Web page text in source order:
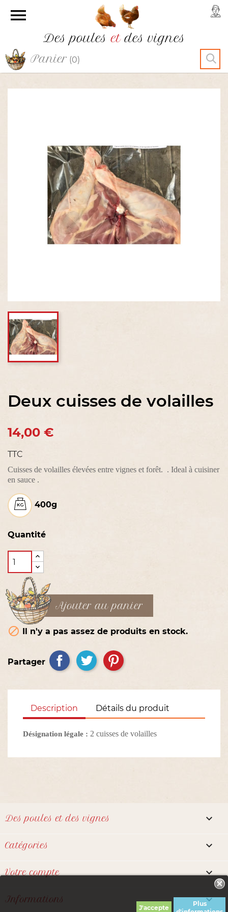

Des poulesetdes vignes
Panier (0)
utilisateur et nous vous
Plus
Deux cuisses de volailles
14,00 €
TTC
Cuisses de volailles élevées entre vignes et forêt. . Ideal à cuisiner
en sauce .
400g
Quantité
Ajouter au panier
 Il n'y a pas assez de produits en stock.
Partager
Description Détails du produit
Désignation légale : 2 cuisses de volailles
Des poules et des vignes 
Catégories 
Votre compte 
Informations 